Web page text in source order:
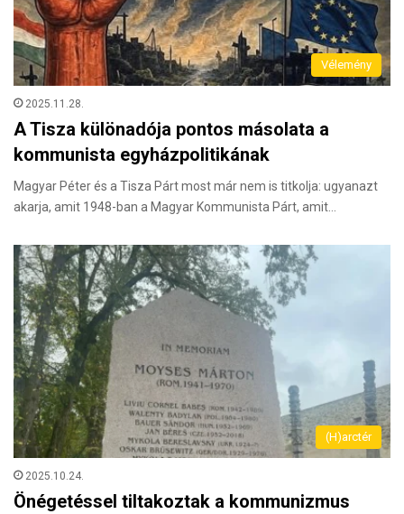
Vélemény
2025.11.28.
A Tisza különadója pontos másolata a
kommunista egyházpolitikának
Magyar Péter és a Tisza Párt most már nem is titkolja: ugyanazt
akarja, amit 1948-ban a Magyar Kommunista Párt, amit…
(H)arctér
2025.10.24.
Önégetéssel tiltakoztak a kommunizmus